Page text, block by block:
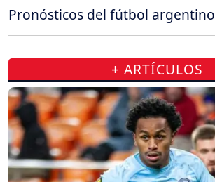
Pronósticos del fútbol argentino
+ ARTÍCULOS